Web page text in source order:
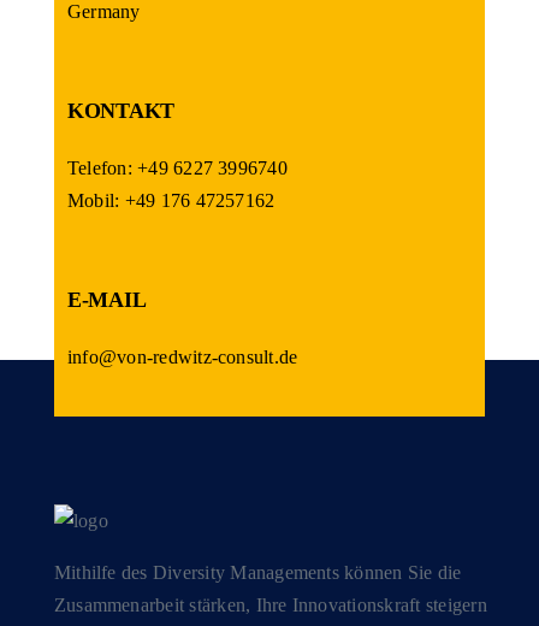
Germany
KONTAKT
Telefon: +49 6227 3996740
Mobil: +49 176 47257162
E-MAIL
info@von-redwitz-consult.de
Mithilfe des Diversity Managements können Sie die
Zusammenarbeit stärken, Ihre Innovationskraft steigern